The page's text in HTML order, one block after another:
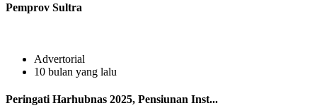
Pemprov Sultra
Advertorial
10 bulan yang lalu
Peringati Harhubnas 2025, Pensiunan Inst...